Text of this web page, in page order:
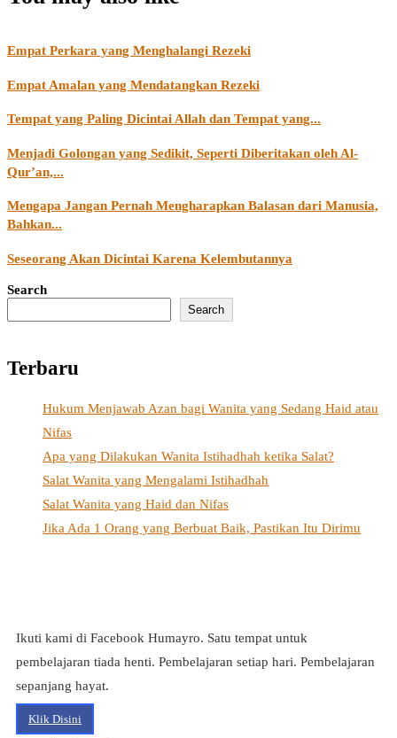
Empat Perkara yang Menghalangi Rezeki
Empat Amalan yang Mendatangkan Rezeki
Tempat yang Paling Dicintai Allah dan Tempat yang...
Menjadi Golongan yang Sedikit, Seperti Diberitakan oleh Al-
Qur’an,...
Mengapa Jangan Pernah Mengharapkan Balasan dari Manusia,
Bahkan...
Seseorang Akan Dicintai Karena Kelembutannya
Search
Search
Terbaru
Hukum Menjawab Azan bagi Wanita yang Sedang Haid atau
Nifas
Apa yang Dilakukan Wanita Istihadhah ketika Salat?
Salat Wanita yang Mengalami Istihadhah
Salat Wanita yang Haid dan Nifas
Jika Ada 1 Orang yang Berbuat Baik, Pastikan Itu Dirimu
Ikuti kami di Facebook Humayro. Satu tempat untuk
pembelajaran tiada henti. Pembelajaran setiap hari. Pembelajaran
sepanjang hayat.
Klik Disini